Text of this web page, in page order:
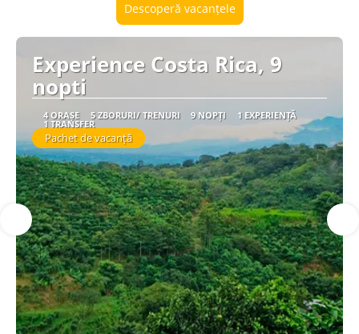
Descoperă vacanțele
Experience Costa Rica, 9
nopti
4 ORAȘE 5 ZBORURI/ TRENURI 9 NOPȚI 1 EXPERIENȚĂ
1 TRANSFER
Pachet de vacanță